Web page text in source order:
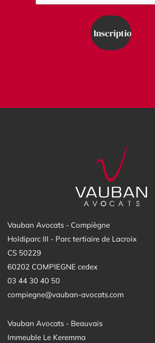
Vauban Avocats - Compiègne
Holdiparc III - Parc tertiaire de Lacroix
CS 50229
60202 COMPIEGNE cedex
03 44 30 40 50
compiegne@vauban-avocats.com
Vauban Avocats - Beauvais
Immeuble Le Keremma